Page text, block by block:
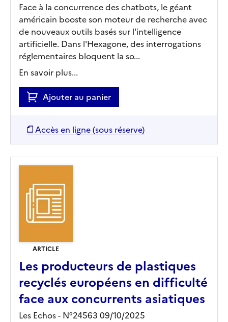
Face à la concurrence des chatbots, le géant
américain booste son moteur de recherche avec
de nouveaux outils basés sur l'intelligence
artificielle. Dans l'Hexagone, des interrogations
réglementaires bloquent la so...
En savoir plus...
Ajouter au panier
Accès en ligne (sous réserve)
ARTICLE
Les producteurs de plastiques
recyclés européens en difficulté
face aux concurrents asiatiques
Les Echos - N°24563 09/10/2025